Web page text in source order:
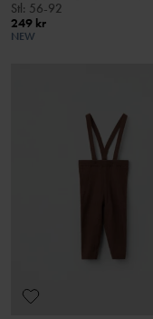
Stl: 56-92
249 kr
NEW